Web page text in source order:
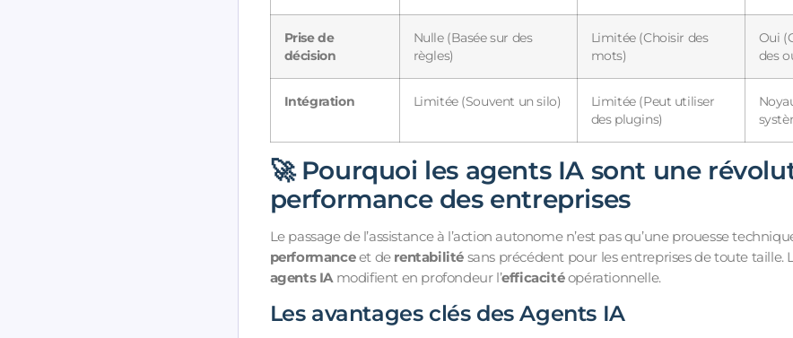
Prise de
décision
Nulle (Basée sur des
règles)
Limitée (Choisir des
mots)
Oui
des
Intégration Limitée (Souvent un silo)
Limitée (Peut utiliser
des plugins)
🚀 Pourquoi les agents IA sont une
performance des entreprises
Le passage de l’assistance à l’action autonome n’est pas qu’une prouesse
performanceet de rentabilitésans précédent pour les entreprises de toute taille.
agents IAmodifient en profondeur l’efficacitéopérationnelle.
Les avantages clés des Agents IA